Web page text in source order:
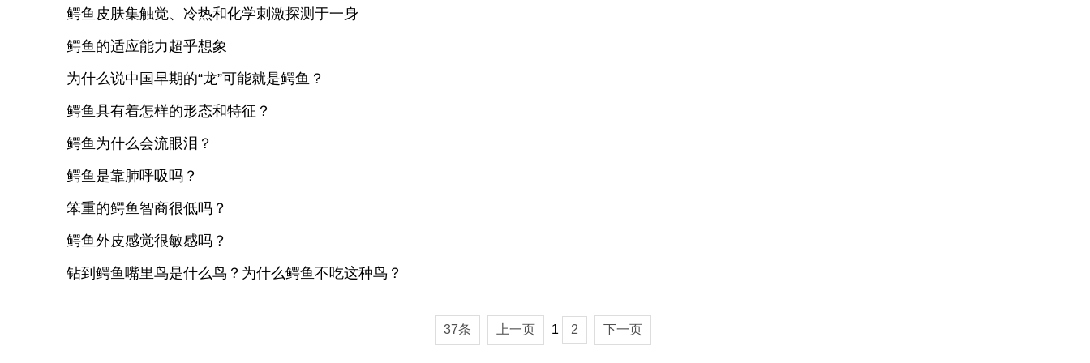
鳄鱼皮肤集触觉、冷热和化学刺激探测于一身
鳄鱼的适应能力超乎想象
为什么说中国早期的“龙”可能就是鳄鱼？
鳄鱼具有着怎样的形态和特征？
鳄鱼为什么会流眼泪？
鳄鱼是靠肺呼吸吗？
笨重的鳄鱼智商很低吗？
鳄鱼外皮感觉很敏感吗？
钻到鳄鱼嘴里鸟是什么鸟？为什么鳄鱼不吃这种鸟？
37条 上一页 1 2 下一页